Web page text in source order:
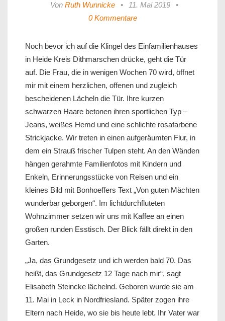
Von Ruth Wunnicke • 11. Mai 2019
•
0 Kommentare
Noch bevor ich auf die Klingel des Einfamilienhauses
in Heide Kreis Dithmarschen drücke, geht die Tür
auf. Die Frau, die in wenigen Wochen 70 wird, öffnet
mir mit einem herzlichen, offenen und zugleich
bescheidenen Lächeln die Tür. Ihre kurzen
schwarzen Haare betonen ihren sportlichen Typ –
Jeans, weißes Hemd und eine schlichte rosafarbene
Strickjacke. Wir treten in einen aufgeräumten Flur, in
dem ein Strauß frischer Tulpen steht. An den Wänden
hängen gerahmte Familienfotos mit Kindern und
Enkeln, Erinnerungsstücke von Reisen und ein
kleines Bild mit Bonhoeffers Text „Von guten Mächten
wunderbar geborgen“. Im lichtdurchfluteten
Wohnzimmer setzen wir uns mit Kaffee an einen
großen runden Esstisch. Der Blick fällt direkt in den
Garten.
„Ja, das Grundgesetz und ich werden bald 70. Das
heißt, das Grundgesetz 12 Tage nach mir“, sagt
Elisabeth Steincke lächelnd. Geboren wurde sie am
11. Mai in Leck in Nordfriesland. Später zogen ihre
Eltern nach Heide, wo sie bis heute lebt. Ihr Vater war